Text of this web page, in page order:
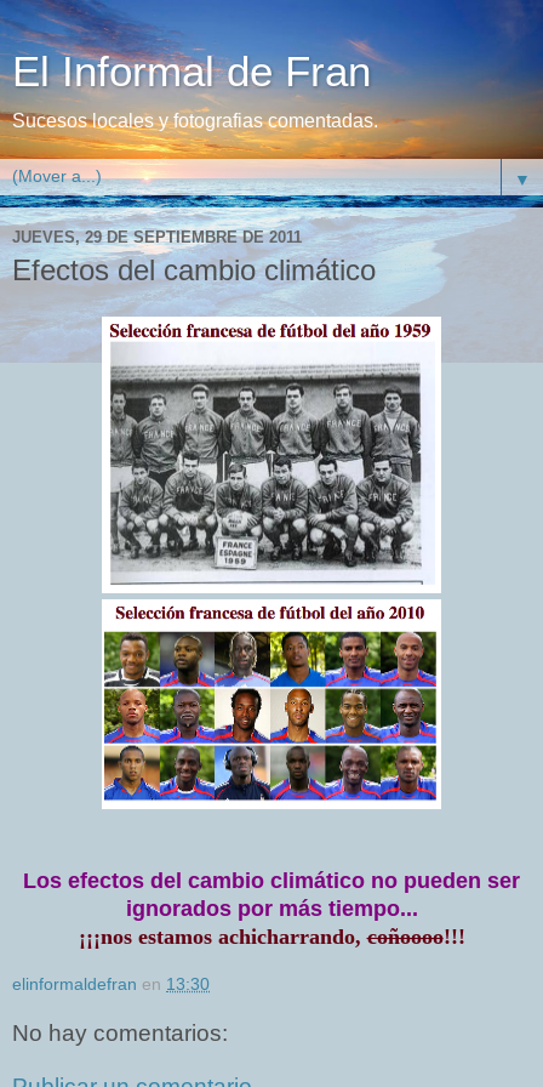
El Informal de Fran
Sucesos locales y fotografias comentadas.
▼
JUEVES, 29 DE SEPTIEMBRE DE 2011
Efectos del cambio climático
Los efectos del cambio climático no pueden ser
ignorados por más tiempo...
¡¡¡nos estamos achicharrando,coñoooo!!!
elinformaldefran en 13:30
No hay comentarios: